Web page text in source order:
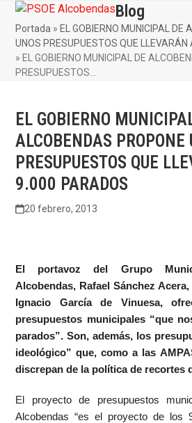
Skip
content
Open
mobile
menu
Close
mobile
menu
Blog
Portada » EL GOBIERNO MUNICIPAL DE
UNOS PRESUPUESTOS QUE
» EL GOBIERNO MUNICIPAL DE
PRESUPUESTOS…
EL GOBIERNO
ALCOBENDAS PROPONE
PRESUPUESTOS QUE
9.000 PARADOS
20 febrero, 2013
El portavoz del Grupo
Alcobendas, Rafael Sánchez
Ignacio García de Vinuesa,
presupuestos municipales “que
parados”. Son, además, los
ideológico” que, como a las
discrepan de la política de recortes
El proyecto de presupuestos
Alcobendas “es el proyecto de los